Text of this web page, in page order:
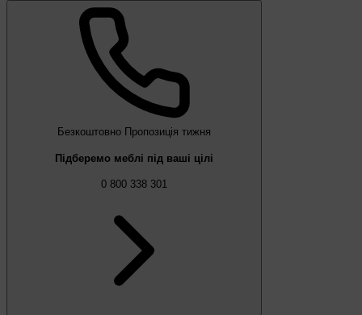
Безкоштовно Пропозиція тижня
Підберемо меблі під ваші цілі
0 800 338 301